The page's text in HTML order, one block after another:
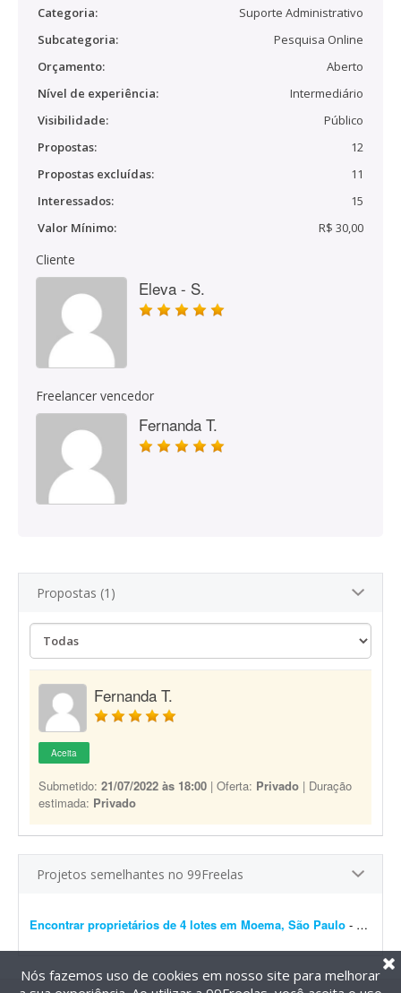
Categoria:
Suporte Administrativo
Subcategoria:
Pesquisa Online
Orçamento:
Aberto
Nível de experiência:
Intermediário
Visibilidade:
Público
Propostas:
12
Propostas excluídas:
11
Interessados:
15
Valor Mínimo:
R$ 30,00
Cliente
Eleva - S.
Freelancer vencedor
Fernanda T.
Propostas (1)
Fernanda T.
Aceita
Submetido: 21/07/2022 às 18:00 | Oferta: Privado | Duração
estimada: Privado
Projetos semelhantes no 99Freelas
Encontrar proprietários de 4 lotes em Moema, São Paulo - Olá, pessoal. Preciso fazer um estudo de uma área em São Paulo referente a determinados terrenos ? são 4 lotes. Tenho informações sobre os proprietá...
Nós fazemos uso de cookies em nosso site para melhorar